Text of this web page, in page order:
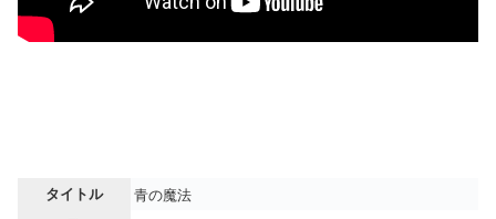
タイトル 青の魔法